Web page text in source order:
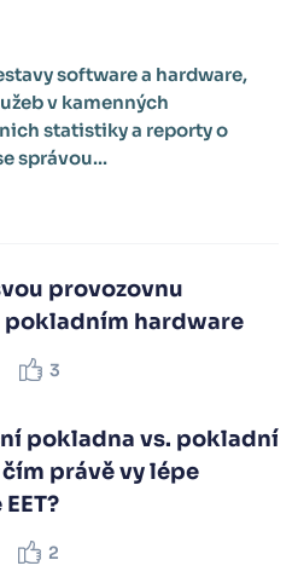
software a hardware,
v kamenných
statistiky a reporty o
správou...
provozovnu
hardware
3
pokladna vs. pokladní
právě vy lépe
2